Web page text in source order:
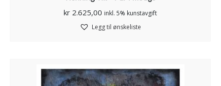
kr 2.625,00 inkl. 5% kunstavgift
Legg til ønskeliste